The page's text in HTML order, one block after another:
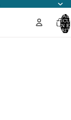
TOTAL
EN